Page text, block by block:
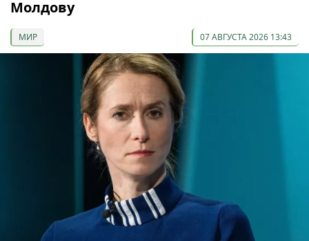
Молдову
МИР 07 АВГУСТА 2026 13:43